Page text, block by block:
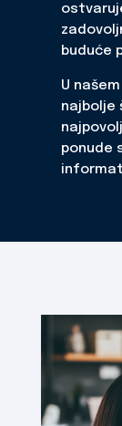
buduće
U
najbolje
ponude